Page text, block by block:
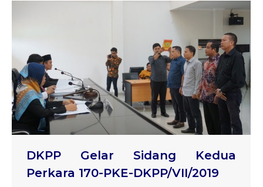
DKPP Gelar Sidang Kedua
Perkara 170-PKE-DKPP/VII/2019